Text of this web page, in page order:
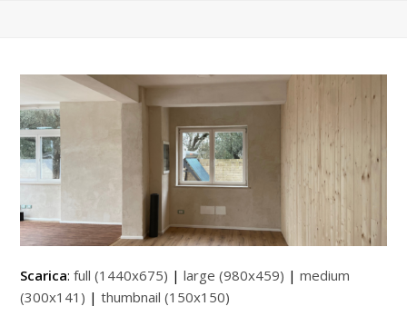
Scarica:full (1440x675) |large (980x459) |medium
(300x141) |thumbnail (150x150)